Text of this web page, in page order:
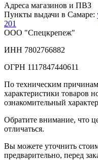
Адреса магазинов и ПВЗ
Пункты выдачи в Самаре:
201
ООО "Спецкрепеж"
ИНН 7802766882
ОГРН 1117847440611
По техническим
характеристики товаров
ознакомительный
Обратите внимание, что
отличаться.
Вы можете уточнить
предварительно, перед